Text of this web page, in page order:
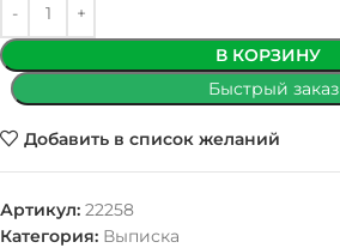
В КОРЗИНУ
Быстрый заказ
Добавить в список желаний
Артикул: 22258
Категория: Выписка